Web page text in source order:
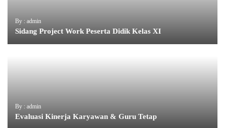
By : admin
Sidang Project Work Peserta Didik Kelas XI
By : admin
Evaluasi Kinerja Karyawan & Guru Tetap